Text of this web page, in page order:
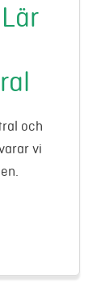
och
vi